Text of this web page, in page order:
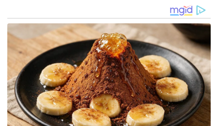
നിന്നുള്ള മന്ത്രിമാരായ സുരേഷ് ഗോപി, ജോർജ്
കുര്യൻ, ജയശങ്കർ എന്നിവർ ഇന്നലെ
ചുമതലയേറ്റിരുന്നു. ഇന്ന് നിർമല സീതാരാമൻ
ധനകാര്യ മന്ത്രിയായും കേന്ദ്ര മന്ത്രി ഉപരിതല ഗതാഗത
വകുപ്പ് മന്ത്രിയായി നിതിൻ ഗഡ്ഗരിയും ചുമതലയേറ്റു.
Tags: loksabha rajyasabha